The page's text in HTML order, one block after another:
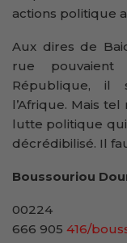
actions politique
Aux dires de
rue
République, il
l’Afrique. Mais tel
lutte politique qui
décrédibilisé. Il
Boussouriou
00224
666 905 416/